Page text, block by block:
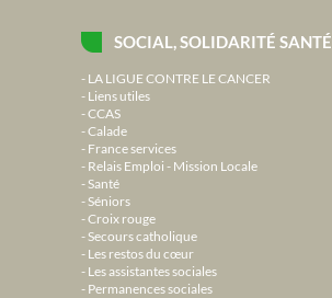
SOCIAL, SOLIDARITÉ SANTÉ
LA LIGUE CONTRE LE CANCER
Liens utiles
CCAS
Calade
France services
Relais Emploi - Mission Locale
Santé
Séniors
Croix rouge
Secours catholique
Les restos du cœur
Les assistantes sociales
Permanences sociales